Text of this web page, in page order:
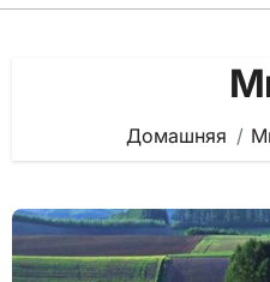
Домашняя